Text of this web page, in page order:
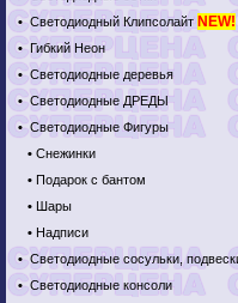
•Светодиодный Клипсолайт NEW!
•Гибкий Неон
•Светодиодные деревья
•Светодиодные ДРЕДЫ
•Светодиодные Фигуры
• Снежинки
• Подарок с бантом
• Шары
• Надписи
•Светодиодные сосульки,
•Светодиодные консоли